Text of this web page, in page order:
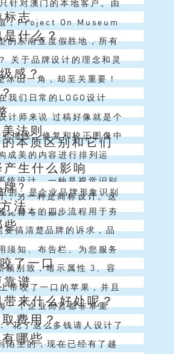
这是一...
针对澳门的本地客户。由
WWAVE工作室的产品
区分开...
，Project On Museum
设计节展出的寿山动物园
标志
东南亚度假胜地，所有
蓝色的岛国拥有茂密的热
包括...
是什么？
关于品牌设计的理念和灵
企业真正具有价值和作用
还没有理解...
冰山一角，却至关重要！
。品牌或企业所属的文化
心技术、营...
感？
我们日常的LOGO设计
主体元素。所以今天大大
LOGO...
计师来说 过稿好像就是个
还是会...... 在一定的思维
增强、修复和校正图像中
度)。在调整颜色和色调
...
法则
成美的内容进行排列运
，以给人带来美的观赏感
。 对称与均...
本质区别和它们
统设计，一种是视觉识别
；另一种是商标设计。这
觉符号，那...
生什么影响
别，是企业品牌形象识别
过视觉符号将企业在经营
业文化等...
牌?
。基本的四步流程用于夯
育品牌。无论是创立一个
都需要经历以...
法
要搞清楚品牌的诉求，品
什么样的感觉和体验。做
心理念，...
些
须知、布告栏、为您服务
及孩童游乐设备运用阐明
栋牌、楼...
颖别致，暗示属性 3、容
与品牌标志协调互映 5、
...
了一口
帝咬了一口的苹果，并且
能促使进步去追求完美。
由来...
靠谱
一个企业而言都非常重
越来越多的企业都会非常
司进行专业的设...
来什么好处呢？
“花了这么多钱请人设计了
来什么样的好处呀？”很
费用？
陌生的，现在已经有了越
哪些